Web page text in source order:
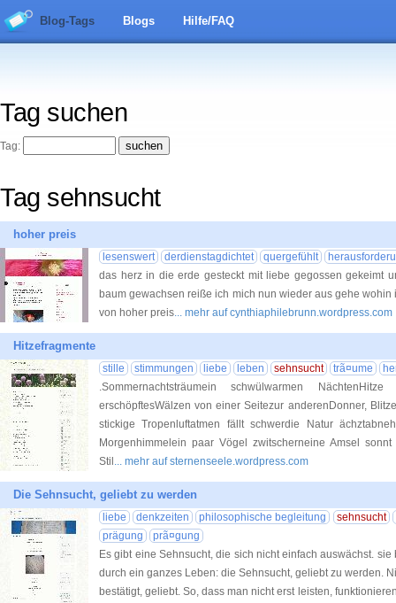
Blog-Tags Blogs Hilfe/FAQ
Tag suchen
Tag:
Tag sehnsucht
hoher preis
lesenswert derdienstagdichtet quergefühlt
das herz in die erde gesteckt mit liebe gegossen gekeimt
baum gewachsen reiße ich mich nun wieder aus gehe
von hoher preis... mehr auf cynthiaphilebrunn.wordpress.com
Hitzefragmente
stille stimmungen liebe leben sehnsucht trã¤ume
.Sommernachtsträumein schwülwarmen
erschöpftesWälzen von einer Seitezur anderenDonner,
stickige Tropenluftatmen fällt schwerdie Natur
Morgenhimmelein paar Vögel zwitscherneine Amsel
Stil ... mehr auf sternenseele.wordpress.com
Die Sehnsucht, geliebt zu werden
liebe denkzeiten philosophische begleitung sehnsucht
prägung
prã¤gung
Es gibt eine Sehnsucht, die sich nicht einfach auswächst.
durch ein ganzes Leben: die Sehnsucht, geliebt zu werden.
bestätigt, geliebt. So, dass man nicht erst leisten,